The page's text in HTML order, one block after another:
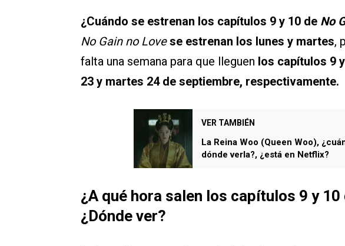
¿Cuándo se estrenan los capítulos 9 y 10 de No
No Gain no Love se estrenan los lunes y martes,
falta una semana para que lleguen los capítulos 9
23 y martes 24 de septiembre, respectivamente.
VER TAMBIÉN
La Reina Woo (Queen Woo),
dónde verla?, ¿está en Netflix?
¿A qué hora salen los capítulos 9 y 10
¿Dónde ver?